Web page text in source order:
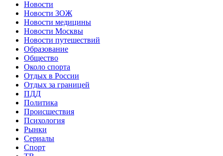
Новости
Новости ЗОЖ
Новости медицины
Новости Москвы
Новости путешествий
Образование
Общество
Около спорта
Отдых в России
Отдых за границей
ПДД
Политика
Происшествия
Психология
Рынки
Сериалы
Спорт